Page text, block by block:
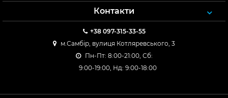
Контакти
+38 097-315-33-55
м.Самбір, вулиця Котляревського, 3
Пн-Пт: 8:00-21:00, Сб:
9:00-19:00, Нд: 9:00-18:00